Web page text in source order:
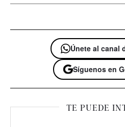
Únete al canal
Síguenos en
TE PUEDE